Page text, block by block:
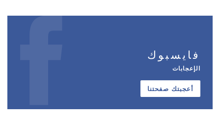
فايسبوك
الإعجابات
أعجبتك صفحتنا